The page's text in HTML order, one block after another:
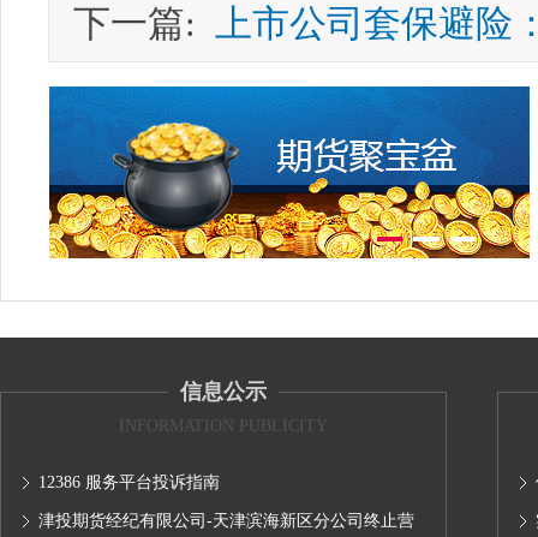
下一篇: 上市公司套保避险
信息公示
INFORMATION PUBLICITY
12386 服务平台投诉指南
津投期货经纪有限公司-天津滨海新区分公司终止营